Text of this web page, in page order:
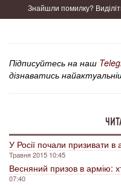
Знайшли помилку?
Підписуйтесь на наш
дізнаватись
У Росії почали призивати
Травня 2015 10:45
Весняний призов в армію:
07:40